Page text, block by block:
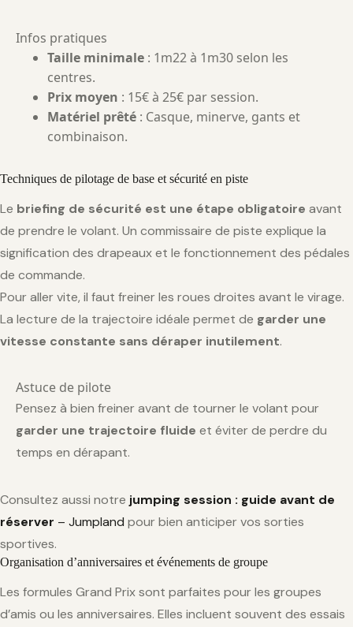
Infos pratiques
Taille minimale : 1m22 à 1m30 selon les
centres.
Prix moyen : 15€ à 25€ par session.
Matériel prêté : Casque, minerve, gants et
combinaison.
Techniques de pilotage de base et sécurité en piste
Le briefing de sécurité est une étape obligatoire avant
de prendre le volant. Un commissaire de piste explique la
signification des drapeaux et le fonctionnement des pédales
de commande.
Pour aller vite, il faut freiner les roues droites avant le virage.
La lecture de la trajectoire idéale permet de garder une
vitesse constante sans déraper inutilement.
Astuce de pilote
Pensez à bien freiner avant de tourner le volant pour
garder une trajectoire fluide et éviter de perdre du
temps en dérapant.
Consultez aussi notre jumping session : guide avant de
réserver – Jumpland pour bien anticiper vos sorties
sportives.
Organisation d’anniversaires et événements de groupe
Les formules Grand Prix sont parfaites pour les groupes
d’amis ou les anniversaires. Elles incluent souvent des essais